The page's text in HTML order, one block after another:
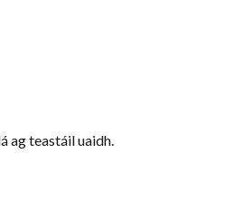
ag teastáil uaidh.